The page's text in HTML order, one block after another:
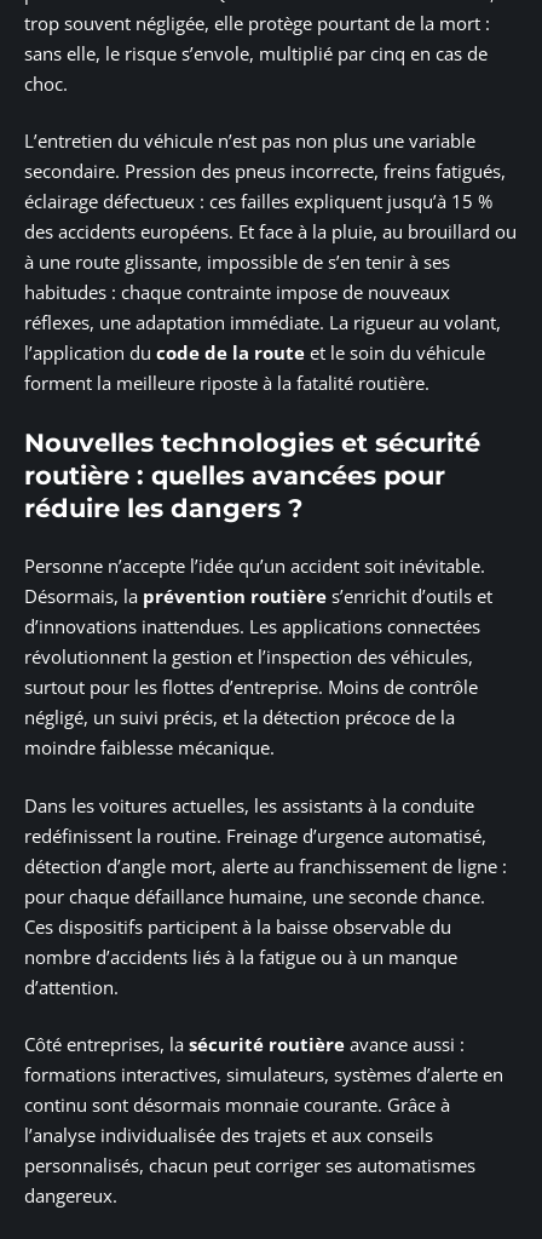
trop souvent négligée, elle protège pourtant de la mort :
sans elle, le risque s’envole, multiplié par cinq en cas de
choc.
L’entretien du véhicule n’est pas non plus une variable
secondaire. Pression des pneus incorrecte, freins fatigués,
éclairage défectueux : ces failles expliquent jusqu’à 15 %
des accidents européens. Et face à la pluie, au brouillard ou
à une route glissante, impossible de s’en tenir à ses
habitudes : chaque contrainte impose de nouveaux
réflexes, une adaptation immédiate. La rigueur au volant,
l’application du code de la route et le soin du véhicule
forment la meilleure riposte à la fatalité routière.
Nouvelles technologies et sécurité
routière : quelles avancées pour
réduire les dangers ?
Personne n’accepte l’idée qu’un accident soit inévitable.
Désormais, la prévention routière s’enrichit d’outils et
d’innovations inattendues. Les applications connectées
révolutionnent la gestion et l’inspection des véhicules,
surtout pour les flottes d’entreprise. Moins de contrôle
négligé, un suivi précis, et la détection précoce de la
moindre faiblesse mécanique.
Dans les voitures actuelles, les assistants à la conduite
redéfinissent la routine. Freinage d’urgence automatisé,
détection d’angle mort, alerte au franchissement de ligne :
pour chaque défaillance humaine, une seconde chance.
Ces dispositifs participent à la baisse observable du
nombre d’accidents liés à la fatigue ou à un manque
d’attention.
Côté entreprises, la sécurité routière avance aussi :
formations interactives, simulateurs, systèmes d’alerte en
continu sont désormais monnaie courante. Grâce à
l’analyse individualisée des trajets et aux conseils
personnalisés, chacun peut corriger ses automatismes
dangereux.